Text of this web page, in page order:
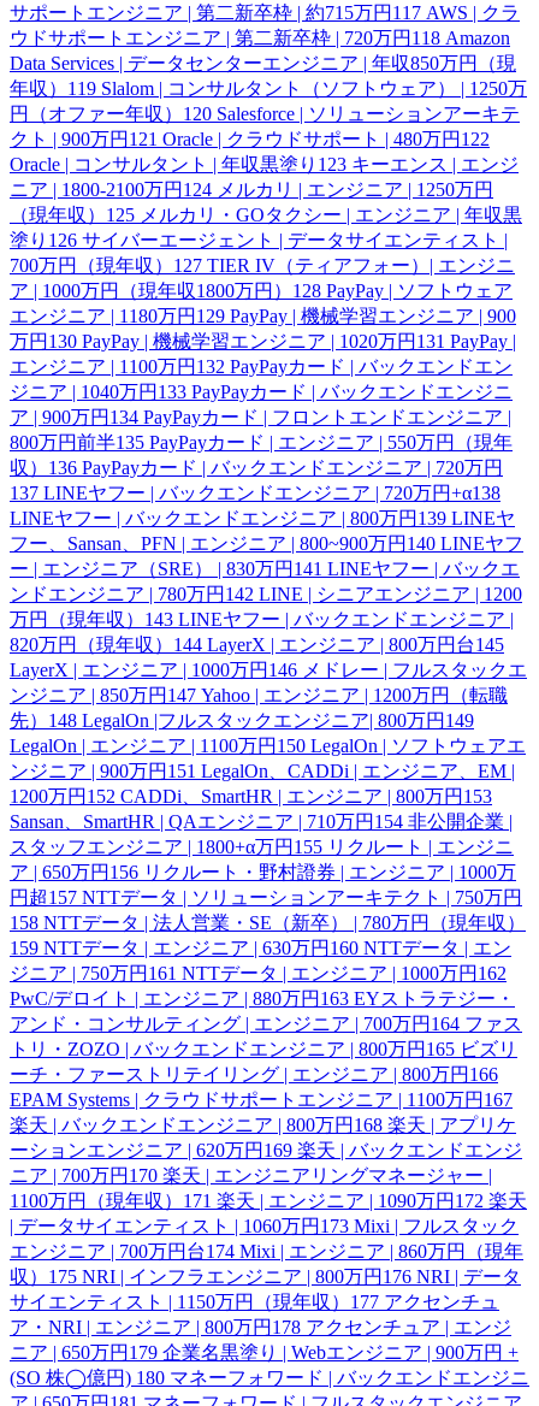
サポートエンジニア | 第二新卒枠 | 約715万円 117 AWS | クラ
ウドサポートエンジニア | 第二新卒枠 | 720万円 118 Amazon
Data Services | データセンターエンジニア | 年収850万円（現
年収） 119 Slalom | コンサルタント（ソフトウェア） | 1250万
円（オファー年収） 120 Salesforce | ソリューションアーキテ
クト | 900万円 121 Oracle | クラウドサポート | 480万円 122
Oracle | コンサルタント | 年収黒塗り 123 キーエンス | エンジ
ニア | 1800-2100万円 124 メルカリ | エンジニア | 1250万円
（現年収） 125 メルカリ・GOタクシー | エンジニア | 年収黒
塗り 126 サイバーエージェント | データサイエンティスト |
700万円（現年収） 127 TIER IV（ティアフォー）| エンジニ
ア | 1000万円（現年収1800万円） 128 PayPay | ソフトウェア
エンジニア | 1180万円 129 PayPay | 機械学習エンジニア | 900
万円 130 PayPay | 機械学習エンジニア | 1020万円 131 PayPay |
エンジニア | 1100万円 132 PayPayカード | バックエンドエン
ジニア | 1040万円 133 PayPayカード | バックエンドエンジニ
ア | 900万円 134 PayPayカード | フロントエンドエンジニア |
800万円前半135 PayPayカード | エンジニア | 550万円（現年
収） 136 PayPayカード | バックエンドエンジニア | 720万円
137 LINEヤフー | バックエンドエンジニア | 720万円+α138
LINEヤフー | バックエンドエンジニア | 800万円 139 LINEヤ
フー、Sansan、PFN | エンジニア | 800~900万円 140 LINEヤフ
ー | エンジニア（SRE） | 830万円 141 LINEヤフー | バックエ
ンドエンジニア | 780万円 142 LINE | シニアエンジニア | 1200
万円（現年収） 143 LINEヤフー | バックエンドエンジニア |
820万円（現年収） 144 LayerX | エンジニア | 800万円台145
LayerX | エンジニア | 1000万円 146 メドレー | フルスタックエ
ンジニア | 850万円 147 Yahoo | エンジニア | 1200万円（転職
先） 148 LegalOn |フルスタックエンジニア| 800万円 149
LegalOn | エンジニア | 1100万円 150 LegalOn | ソフトウェアエ
ンジニア | 900万円 151 LegalOn、CADDi | エンジニア、EM |
1200万円 152 CADDi、SmartHR | エンジニア | 800万円 153
Sansan、SmartHR | QAエンジニア | 710万円 154 非公開企業 |
スタッフエンジニア | 1800+α万円 155 リクルート | エンジニ
ア | 650万円 156 リクルート・野村證券 | エンジニア | 1000万
円超157 NTTデータ | ソリューションアーキテクト | 750万円
158 NTTデータ | 法人営業・SE（新卒） | 780万円（現年収）
159 NTTデータ | エンジニア | 630万円 160 NTTデータ | エン
ジニア | 750万円 161 NTTデータ | エンジニア | 1000万円 162
PwC/デロイト | エンジニア | 880万円 163 EYストラテジー・
アンド・コンサルティング | エンジニア | 700万円 164 ファス
トリ・ZOZO | バックエンドエンジニア | 800万円 165 ビズリ
ーチ・ファーストリテイリング | エンジニア | 800万円 166
EPAM Systems | クラウドサポートエンジニア | 1100万円 167
楽天 | バックエンドエンジニア | 800万円 168 楽天 | アプリケ
ーションエンジニア | 620万円 169 楽天 | バックエンドエンジ
ニア | 700万円 170 楽天 | エンジニアリングマネージャー |
1100万円（現年収） 171 楽天 | エンジニア | 1090万円 172 楽天
| データサイエンティスト | 1060万円 173 Mixi | フルスタック
エンジニア | 700万円台174 Mixi | エンジニア | 860万円（現年
収） 175 NRI | インフラエンジニア | 800万円 176 NRI | データ
サイエンティスト | 1150万円（現年収） 177 アクセンチュ
ア・NRI | エンジニア | 800万円 178 アクセンチュア | エンジ
ニア | 650万円 179 企業名黒塗り | Webエンジニア | 900万円 +
(SO 株◯億円) 180 マネーフォワード | バックエンドエンジニ